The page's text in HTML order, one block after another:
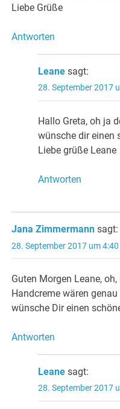
Liebe Grüße
Antworten
Leane sagt:
28. September 2017
Hallo Greta, oh ja
wünsche dir einen
Liebe grüße Leane
Antworten
Jana Zimmermann sagt:
28. September 2017 um
Guten Morgen Leane,
Handcreme wären
wünsche Dir einen
Antworten
Leane sagt:
28. September 2017